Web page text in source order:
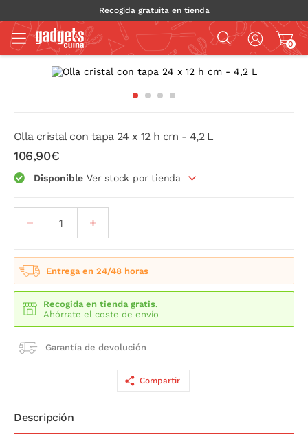
Recogida gratuita en tienda
0
Olla cristal con tapa 24 x 12 h cm - 4,2 L
106,90€
Disponible Ver stock por tienda
Entrega en 24/48 horas
Recogida en tienda gratis.
Ahórrate el coste de envío
Garantía de devolución
Compartir
Descripción